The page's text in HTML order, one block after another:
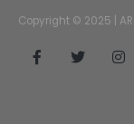
Copyright © 2025 |